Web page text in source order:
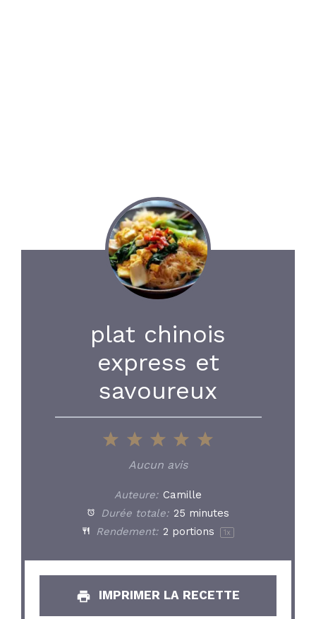
plat chinois
express et
savoureux
5
4
3
Stars
2
Stars
1
Star
Aucun avis
Auteure: Camille
Durée totale: 25 minutes
Rendement: 2 portions 1 x
IMPRIMER LA RECETTE